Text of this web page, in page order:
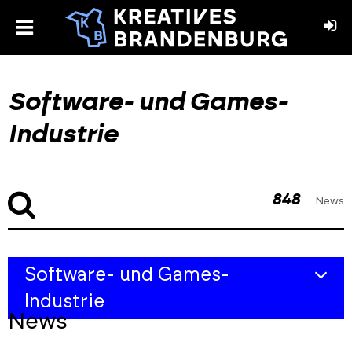
toggle
Software- und Games-
Industrie
848 News
Skip
filters
Skip
results
section
Software- und Games-
Industrie
News